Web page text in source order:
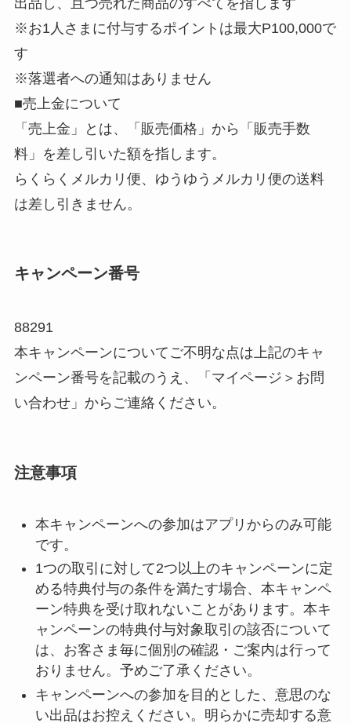
※お1人さまに付与するポイントは最大P100,000で
す
※落選者への通知はありません
■売上金について
「売上金」とは、「販売価格」から「販売手数
料」を差し引いた額を指します。
らくらくメルカリ便、ゆうゆうメルカリ便の送料
は差し引きません。
キャンペーン番号
88291
本キャンペーンについてご不明な点は上記のキャ
ンペーン番号を記載のうえ、「マイページ＞お問
い合わせ」からご連絡ください。
注意事項
本キャンペーンへの参加はアプリからのみ可能
です。
1つの取引に対して2つ以上のキャンペーンに定
める特典付与の条件を満たす場合、本キャンペ
ーン特典を受け取れないことがあります。本キ
ャンペーンの特典付与対象取引の該否について
は、お客さま毎に個別の確認・ご案内は行って
おりません。予めご了承ください。
キャンペーンへの参加を目的とした、意思のな
い出品はお控えください。明らかに売却する意